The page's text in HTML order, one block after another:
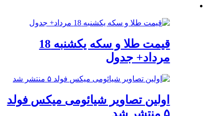
قیمت طلا و سکه یکشنبه 18
مرداد+ جدول
اولین تصاویر شیائومی میکس فولد
۵ منتشر شد